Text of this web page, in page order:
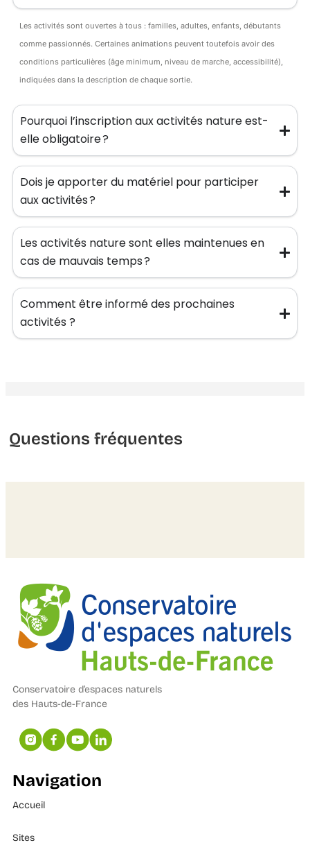
Les activités sont ouvertes à tous : familles, adultes, enfants, débutants
comme passionnés. Certaines animations peuvent toutefois avoir des
conditions particulières (âge minimum, niveau de marche, accessibilité),
indiquées dans la description de chaque sortie.
Pourquoi l’inscription aux activités nature est-
elle obligatoire ?
Dois je apporter du matériel pour participer
aux activités ?
Les activités nature sont elles maintenues en
cas de mauvais temps ?
Comment être informé des prochaines
activités ?
Questions fréquentes
Conservatoire d’espaces naturels
des Hauts-de-France
Navigation
Accueil
Sites